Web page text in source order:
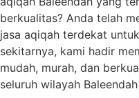
berkualitas? Anda telah
jasa aqiqah terdekat
sekitarnya, kami hadir
mudah, murah, dan
seluruh wilayah